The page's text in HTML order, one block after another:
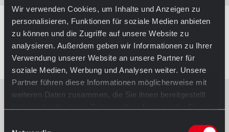
Wir verwenden Cookies, um Inhalte und Anzeigen zu
personalisieren, Funktionen für soziale Medien anbieten
zu können und die Zugriffe auf unsere Website zu
analysieren. Außerdem geben wir Informationen zu Ihrer
Verwendung unserer Website an unsere Partner für
soziale Medien, Werbung und Analysen weiter. Unsere
Partner führen diese Informationen möglicherweise mit
weiteren Daten zusammen, die Sie ihnen bereitgestellt
REFERENCES